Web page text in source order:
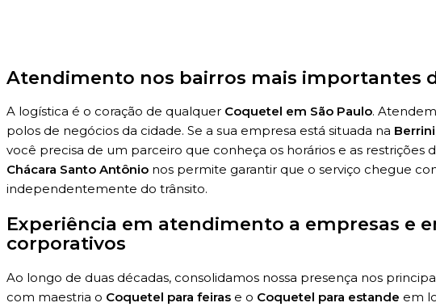
Atendimento nos bairros mais importantes
A logística é o coração de qualquer Coquetel em São Paulo.
polos de negócios da cidade. Se a sua empresa está situada na Berrini
você precisa de um parceiro que conheça os horários e as restrições
Chácara Santo Antônio nos permite garantir que o serviço chegue
independentemente do trânsito.
Experiência em atendimento a empresas e
corporativos
Ao longo de duas décadas, consolidamos nossa presença nos
com maestria o Coquetel para feiras e o Coquetel para estande em